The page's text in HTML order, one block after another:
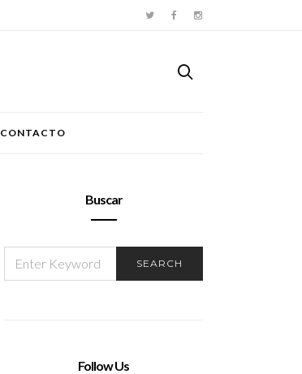
CONTACTO
Buscar
FOR:
SEARCH
Follow Us